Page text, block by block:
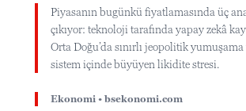
Piyasanın bugünkü fiyatlamasında üç
çıkıyor: teknoloji tarafında yapay zekâ
Orta Doğu’da sınırlı jeopolitik
sistem içinde büyüyen likidite stresi.
Ekonomi • bsekonomi.com